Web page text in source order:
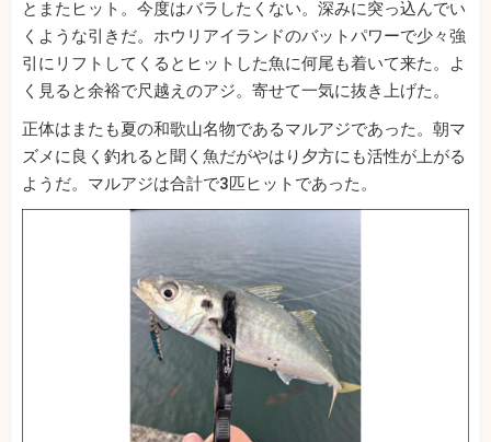
とまたヒット。今度はバラしたくない。深みに突っ込んでい
くような引きだ。ホウリアイランドのバットパワーで少々強
引にリフトしてくるとヒットした魚に何尾も着いて来た。よ
く見ると余裕で尺越えのアジ。寄せて一気に抜き上げた。
正体はまたも夏の和歌山名物であるマルアジであった。朝マ
ズメに良く釣れると聞く魚だがやはり夕方にも活性が上がる
ようだ。マルアジは合計で3匹ヒットであった。